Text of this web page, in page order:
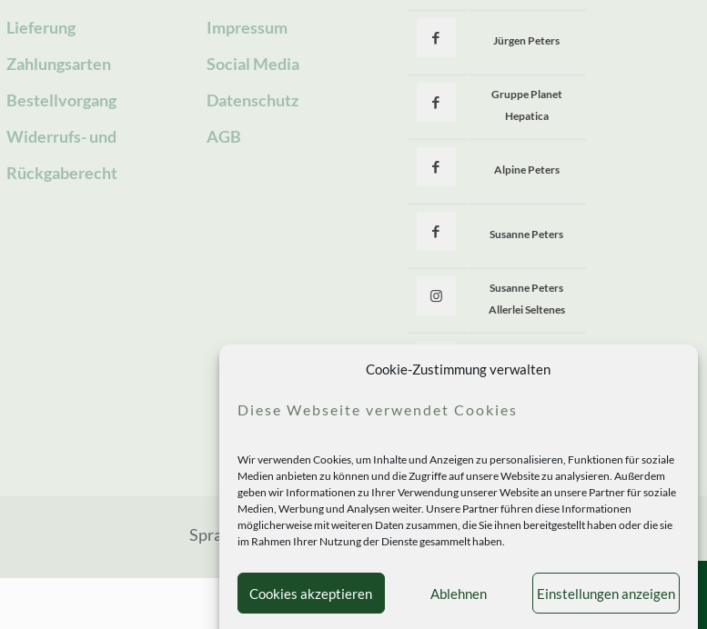
Cookie-Zustimmung verwalten
Diese Webseite verwendet Cookies
Wir verwenden Cookies, um Inhalte und Anzeigen zu personalisieren, Funktionen für soziale
Medien anbieten zu können und die Zugriffe auf unsere Website zu analysieren. Außerdem
geben wir Informationen zu Ihrer Verwendung unserer Website an unsere Partner für soziale
Medien, Werbung und Analysen weiter. Unsere Partner führen diese Informationen
möglicherweise mit weiteren Daten zusammen, die Sie ihnen bereitgestellt haben oder die sie
im Rahmen Ihrer Nutzung der Dienste gesammelt haben.
Cookies akzeptieren Ablehnen Einstellungen anzeigen
Lieferung
Zahlungsarten
Bestellvorgang
Widerrufs- und
Rückgaberecht
Impressum
Social Media
Datenschutz
AGB
Jürgen Peters
Gruppe Planet
Hepatica
Alpine Peters
Susanne Peters
Susanne Peters
Allerlei Seltenes
Allerlei Seltenes
Sprachen